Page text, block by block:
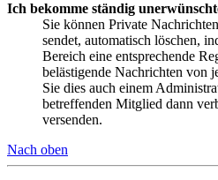
Ich bekomme ständig
Sie können Private
sendet, automatisch löschen,
Bereich eine entsprechende
belästigende Nachrichten von
Sie dies auch einem
betreffenden Mitglied dann
versenden.
Nach oben